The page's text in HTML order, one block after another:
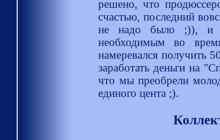
решено, что
счастью, последний
не надо было ;)), и
необходимым во
намеревался получить
заработать деньги на
что мы преобрели
единого цента ;).